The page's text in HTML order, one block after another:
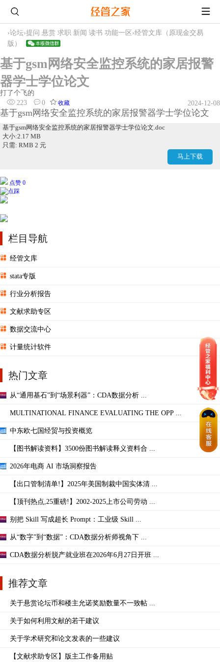
›论坛›提问 悬赏 求职 新闻 读书 功能一区 ›经管文库（原现金交易
版）
基于gsm网络安全监控系统的家居报警
器学士学位论文
打了个飞的
223
0 收藏 2024-12-08
基于gsm网络安全监控系统的家居报警器学士学位论文
基于gsm网络安全监控系统的家居报警器学士学位论文.doc
大小:2.17 MB
只需: RMB 2 元
马上下载
点赞 0
栏目导航
经管文库
stata专版
行业分析报告
文献求助专区
数据交流中心
计量统计软件
热门文章
从“通用基石”到“场景利器”：CDA数据分析 ...
MULTINATIONAL FINANCE EVALUATING THE OPP ...
中东欧七国经贸与投资概览
【图书解读资料】3500份图书解读释义资料合 ...
2026年电商 AI 市场洞察报告
【出口管制清单!】2025年美国制裁中国实体清 ...
【顶刊热点,25重磅!】2002-2025上市公司劳动 ...
别把 Skill 写成超长 Prompt：工业级 Skill ...
从“数字”到“数据”：CDA数据分析师视角下 ...
CDA数据分析脱产就业班在2026年6月27日开班 ...
推荐文章
关于悬赏论坛币和楼主允诺奖励数量不一致帖 ...
关于如何利用文献的若干建议
关于学术研究和论文发表的一些建议
【文献求助专区】版主工作备用贴